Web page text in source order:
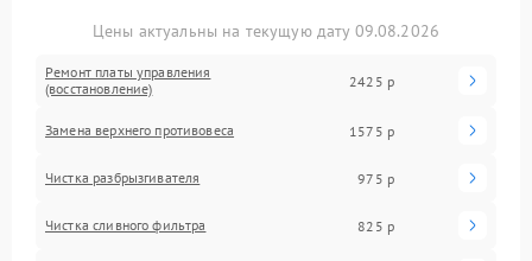
Цены актуальны на текущую дату 09.08.2026
Ремонт платы управления
(восстановление)
2425 р
Замена верхнего противовеса 1575 р
Чистка разбрызгивателя 975 р
Чистка сливного фильтра 825 р